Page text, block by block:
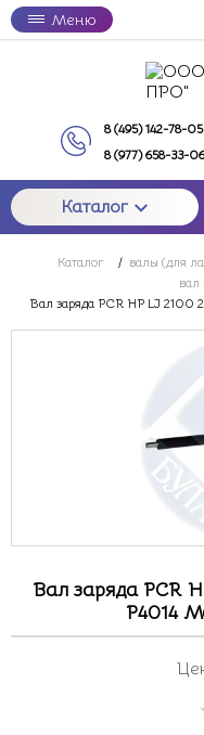
Меню
8 (495) 142-78-05
8 (977) 658-33-
Каталог
Каталог / валы (для
вал
Вал заряда PCR HP LJ
Вал заряда PCR
P4014